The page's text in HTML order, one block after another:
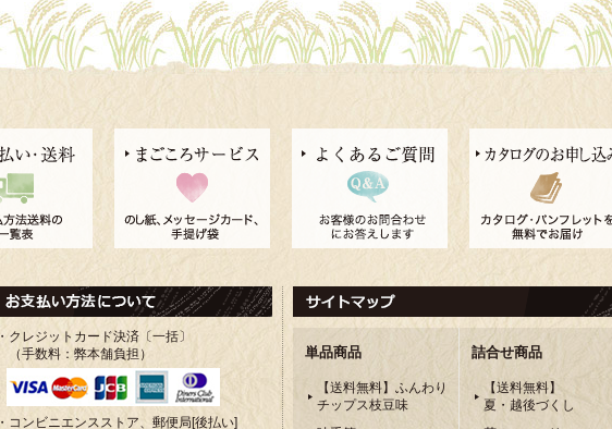
・クレジットカード決済〔一括〕
（手数料：弊本舗負担）
・コンビニエンスストア、郵便局[後払い]
単品商品
【送料無料】ふんわり
チップス枝豆味
詰合せ商品
【送料無料】
夏・越後づくし